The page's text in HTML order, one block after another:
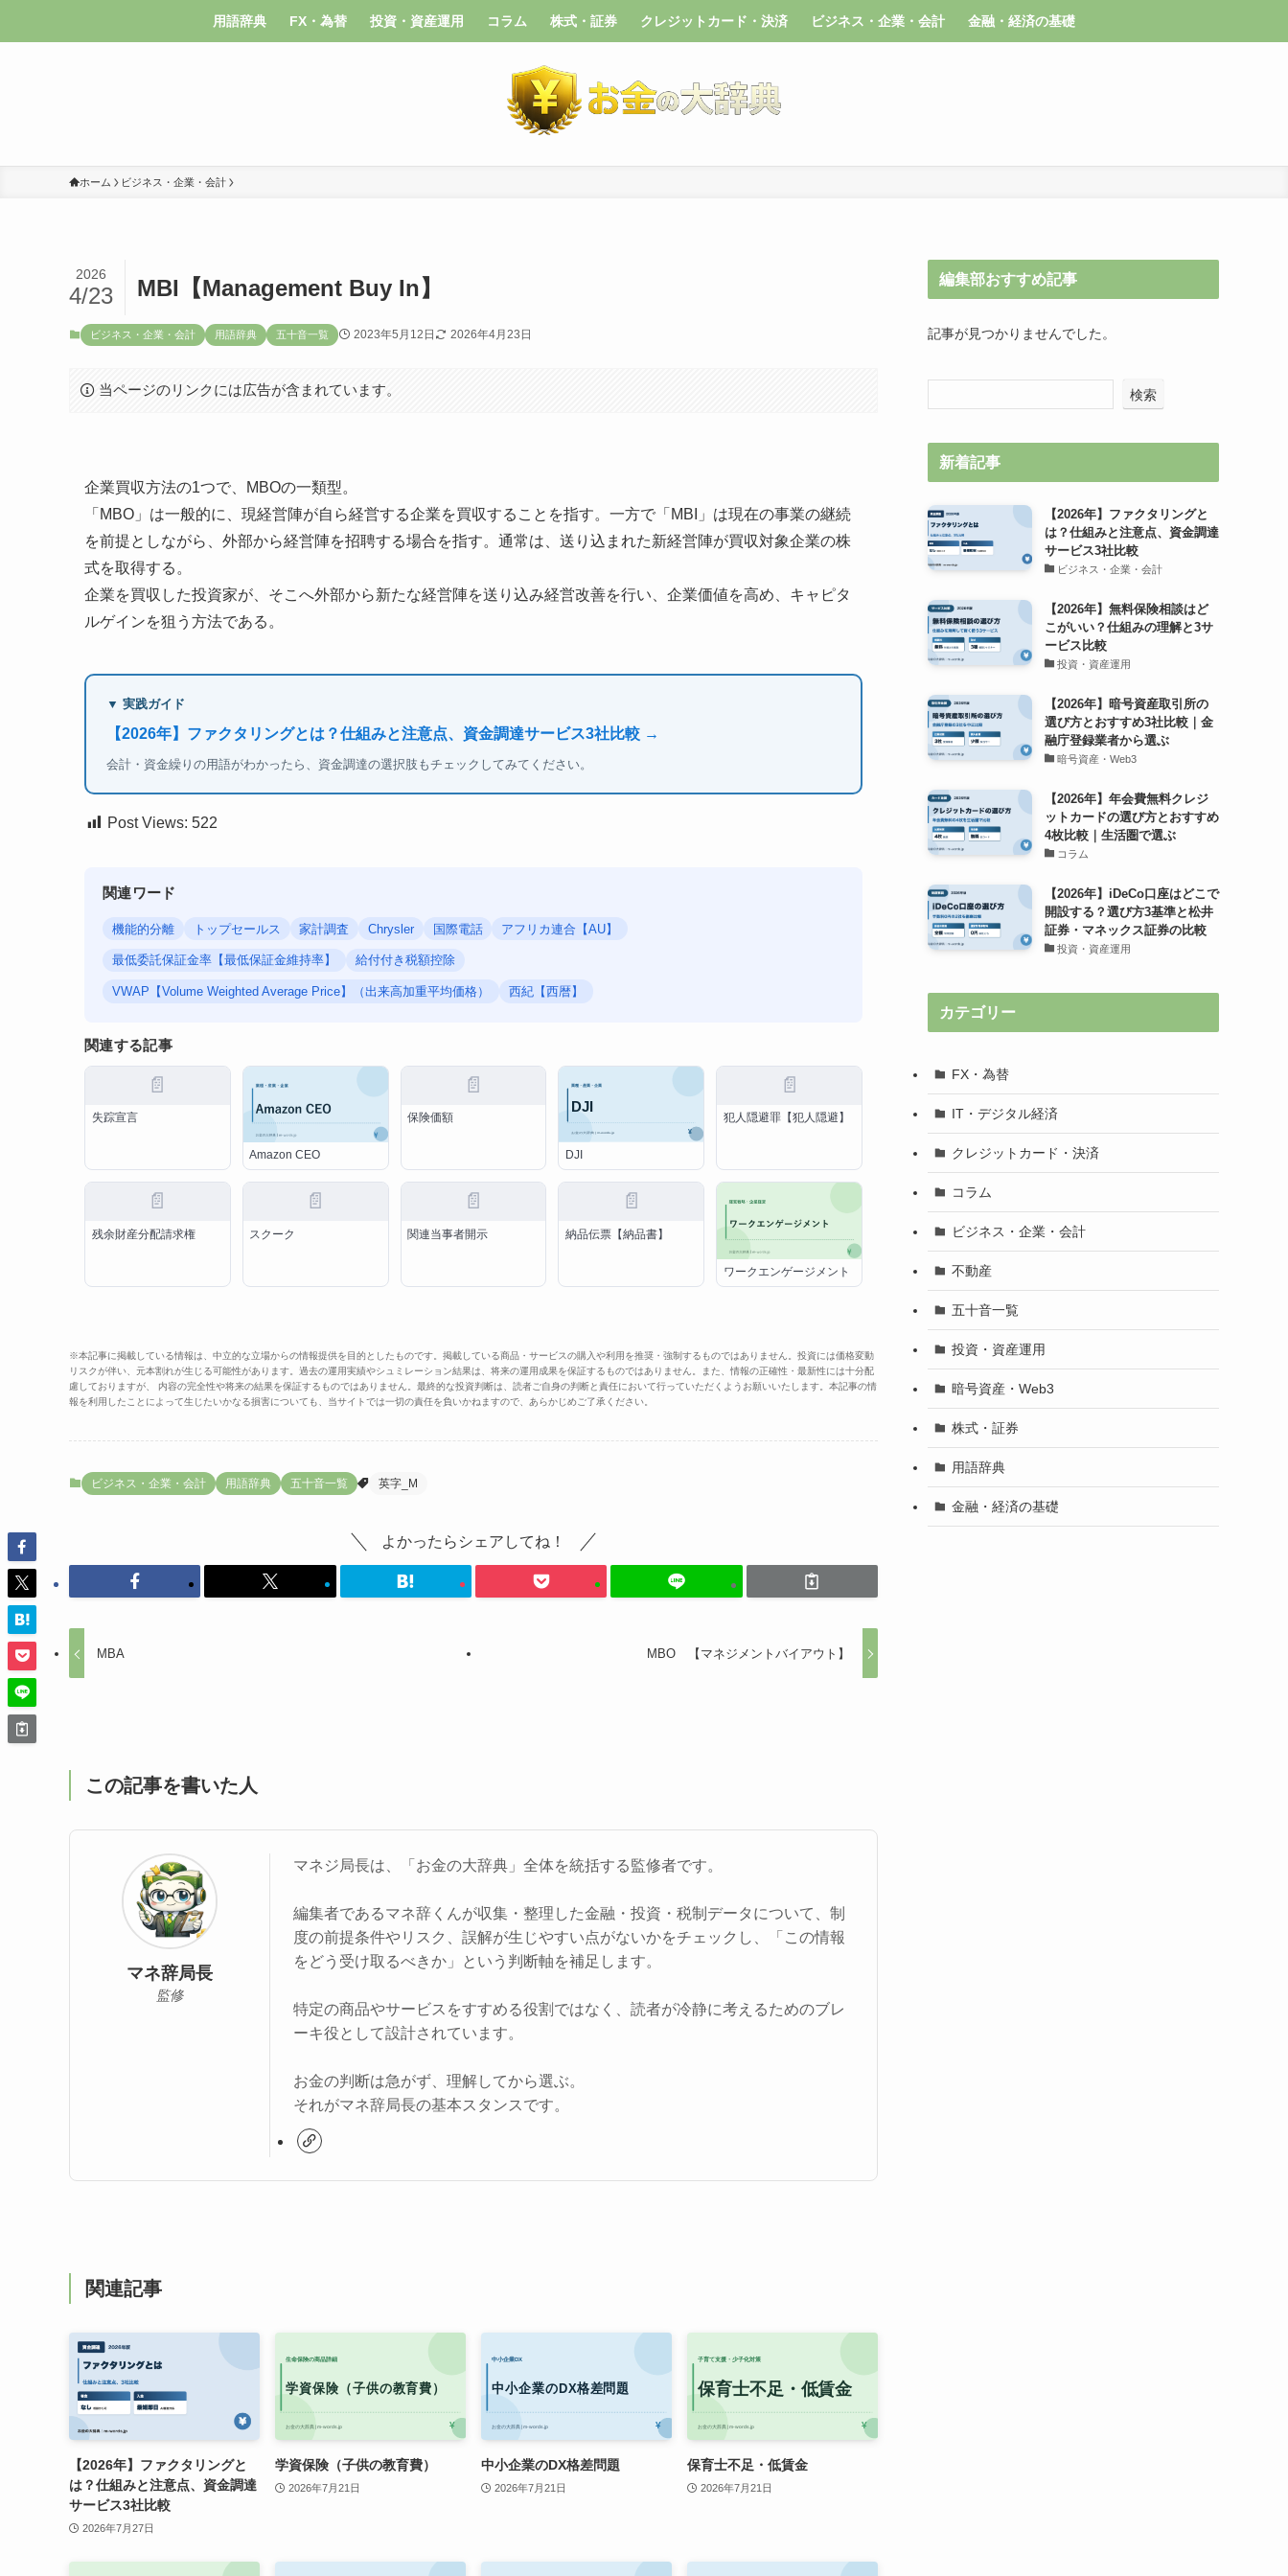
用語辞典 FX・為替 投資・資産運用 コラム 株式・証券 クレジットカード・決済 ビジネス・企業・会計 金融・経済の基礎
ホーム ビジネス・企業・会計
MBI【Management Buy In】
2026
4/23
ビジネス・企業・会計 用語辞典 五十音一覧 2023年5月12日 2026年4月23日
当ページのリンクには広告が含まれています。
企業買収方法の1つで、MBOの一類型。
「MBO」は一般的に、現経営陣が自ら経営する企業を買収することを指す。一方で「MBI」は現在の事業の継続
を前提としながら、外部から経営陣を招聘する場合を指す。通常は、送り込まれた新経営陣が買収対象企業の株
式を取得する。
企業を買収した投資家が、そこへ外部から新たな経営陣を送り込み経営改善を行い、企業価値を高め、キャピタ
ルゲインを狙う方法である。
▼ 実践ガイド
【2026年】ファクタリングとは？仕組みと注意点、資金調達サービス3社比較 →
会計・資金繰りの用語がわかったら、資金調達の選択肢もチェックしてみてください。
Post Views: 522
関連ワード
機能的分離 トップセールス 家計調査 Chrysler 国際電話 アフリカ連合【AU】
最低委託保証金率【最低保証金維持率】 給付付き税額控除
VWAP【Volume Weighted Average Price】（出来高加重平均価格） 西紀【西暦】
関連する記事
📄
失踪宣言
Amazon CEO
📄
保険価額
DJI
📄
犯人隠避罪【犯人隠避】
📄
残余財産分配請求権
📄
スクーク
📄
関連当事者開示
📄
納品伝票【納品書】
ワークエンゲージメント
※本記事に掲載している情報は、中立的な立場からの情報提供を目的としたものです。掲載している商品・サービスの購入や利用を推奨・強制するものではありません。投資には価格変動
リスクが伴い、元本割れが生じる可能性があります。過去の運用実績やシュミレーション結果は、将来の運用成果を保証するものではありません。また、情報の正確性・最新性には十分配
慮しておりますが、 内容の完全性や将来の結果を保証するものではありません。最終的な投資判断は、読者ご自身の判断と責任において行っていただくようお願いいたします。本記事の情
報を利用したことによって生じたいかなる損害についても、当サイトでは一切の責任を負いかねますので、あらかじめご了承ください。
ビジネス・企業・会計 用語辞典 五十音一覧 英字_M
よかったらシェアしてね！
MBA MBO 【マネジメントバイアウト】
この記事を書いた人
マネ辞局長
監修
マネジ局長は、「お金の大辞典」全体を統括する監修者です。
編集者であるマネ辞くんが収集・整理した金融・投資・税制データについて、制
度の前提条件やリスク、誤解が生じやすい点がないかをチェックし、「この情報
をどう受け取るべきか」という判断軸を補足します。
特定の商品やサービスをすすめる役割ではなく、読者が冷静に考えるためのブレ
ーキ役として設計されています。
お金の判断は急がず、理解してから選ぶ。
それがマネ辞局長の基本スタンスです。
関連記事
【2026年】ファクタリングと
は？仕組みと注意点、資金調達
サービス3社比較
2026年7月27日
学資保険（子供の教育費）
2026年7月21日
中小企業のDX格差問題
2026年7月21日
保育士不足・低賃金
2026年7月21日
編集部おすすめ記事
記事が見つかりませんでした。
検索
新着記事
【2026年】ファクタリングと
は？仕組みと注意点、資金調達
サービス3社比較
ビジネス・企業・会計
【2026年】無料保険相談はど
こがいい？仕組みの理解と3サ
ービス比較
投資・資産運用
【2026年】暗号資産取引所の
選び方とおすすめ3社比較｜金
融庁登録業者から選ぶ
暗号資産・Web3
【2026年】年会費無料クレジ
ットカードの選び方とおすすめ
4枚比較｜生活圏で選ぶ
コラム
【2026年】iDeCo口座はどこで
開設する？選び方3基準と松井
証券・マネックス証券の比較
投資・資産運用
カテゴリー
FX・為替
IT・デジタル経済
クレジットカード・決済
コラム
ビジネス・企業・会計
不動産
五十音一覧
投資・資産運用
暗号資産・Web3
株式・証券
用語辞典
金融・経済の基礎